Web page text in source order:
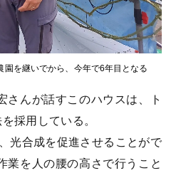
を継いでから、今年で6年目となる
さんが話すこのハウスは、ト
採用している。
光合成を促進させることがで
業を人の腰の高さで行うこと